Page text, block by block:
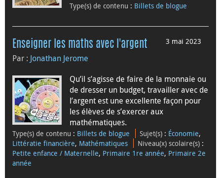
Type(s) de contenu : Billets de blogue
3 mai 2023
Enseigner les maths avec l'argent
Par : Jonathan Jerome
Qu’il s’agisse de faire de la monnaie ou
de dresser un budget, travailler avec de
l’argent est une excellente façon pour
les élèves de s’exercer aux
mathématiques.
Type(s) de contenu : Billets de blogue Sujet(s) : Économie,
Littératie financière, Mathématiques Niveau(x) scolaire(s) :
Petite enfance / Maternelle, Primaire 1re année, Primaire 2e
année